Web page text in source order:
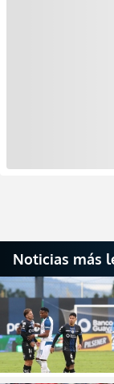
Noticias más